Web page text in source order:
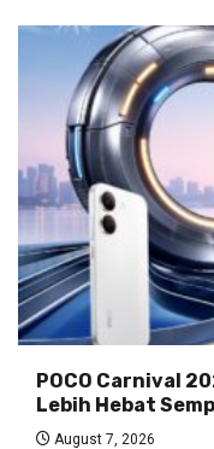
POCO Carnival
Lebih Hebat
August 7, 2026